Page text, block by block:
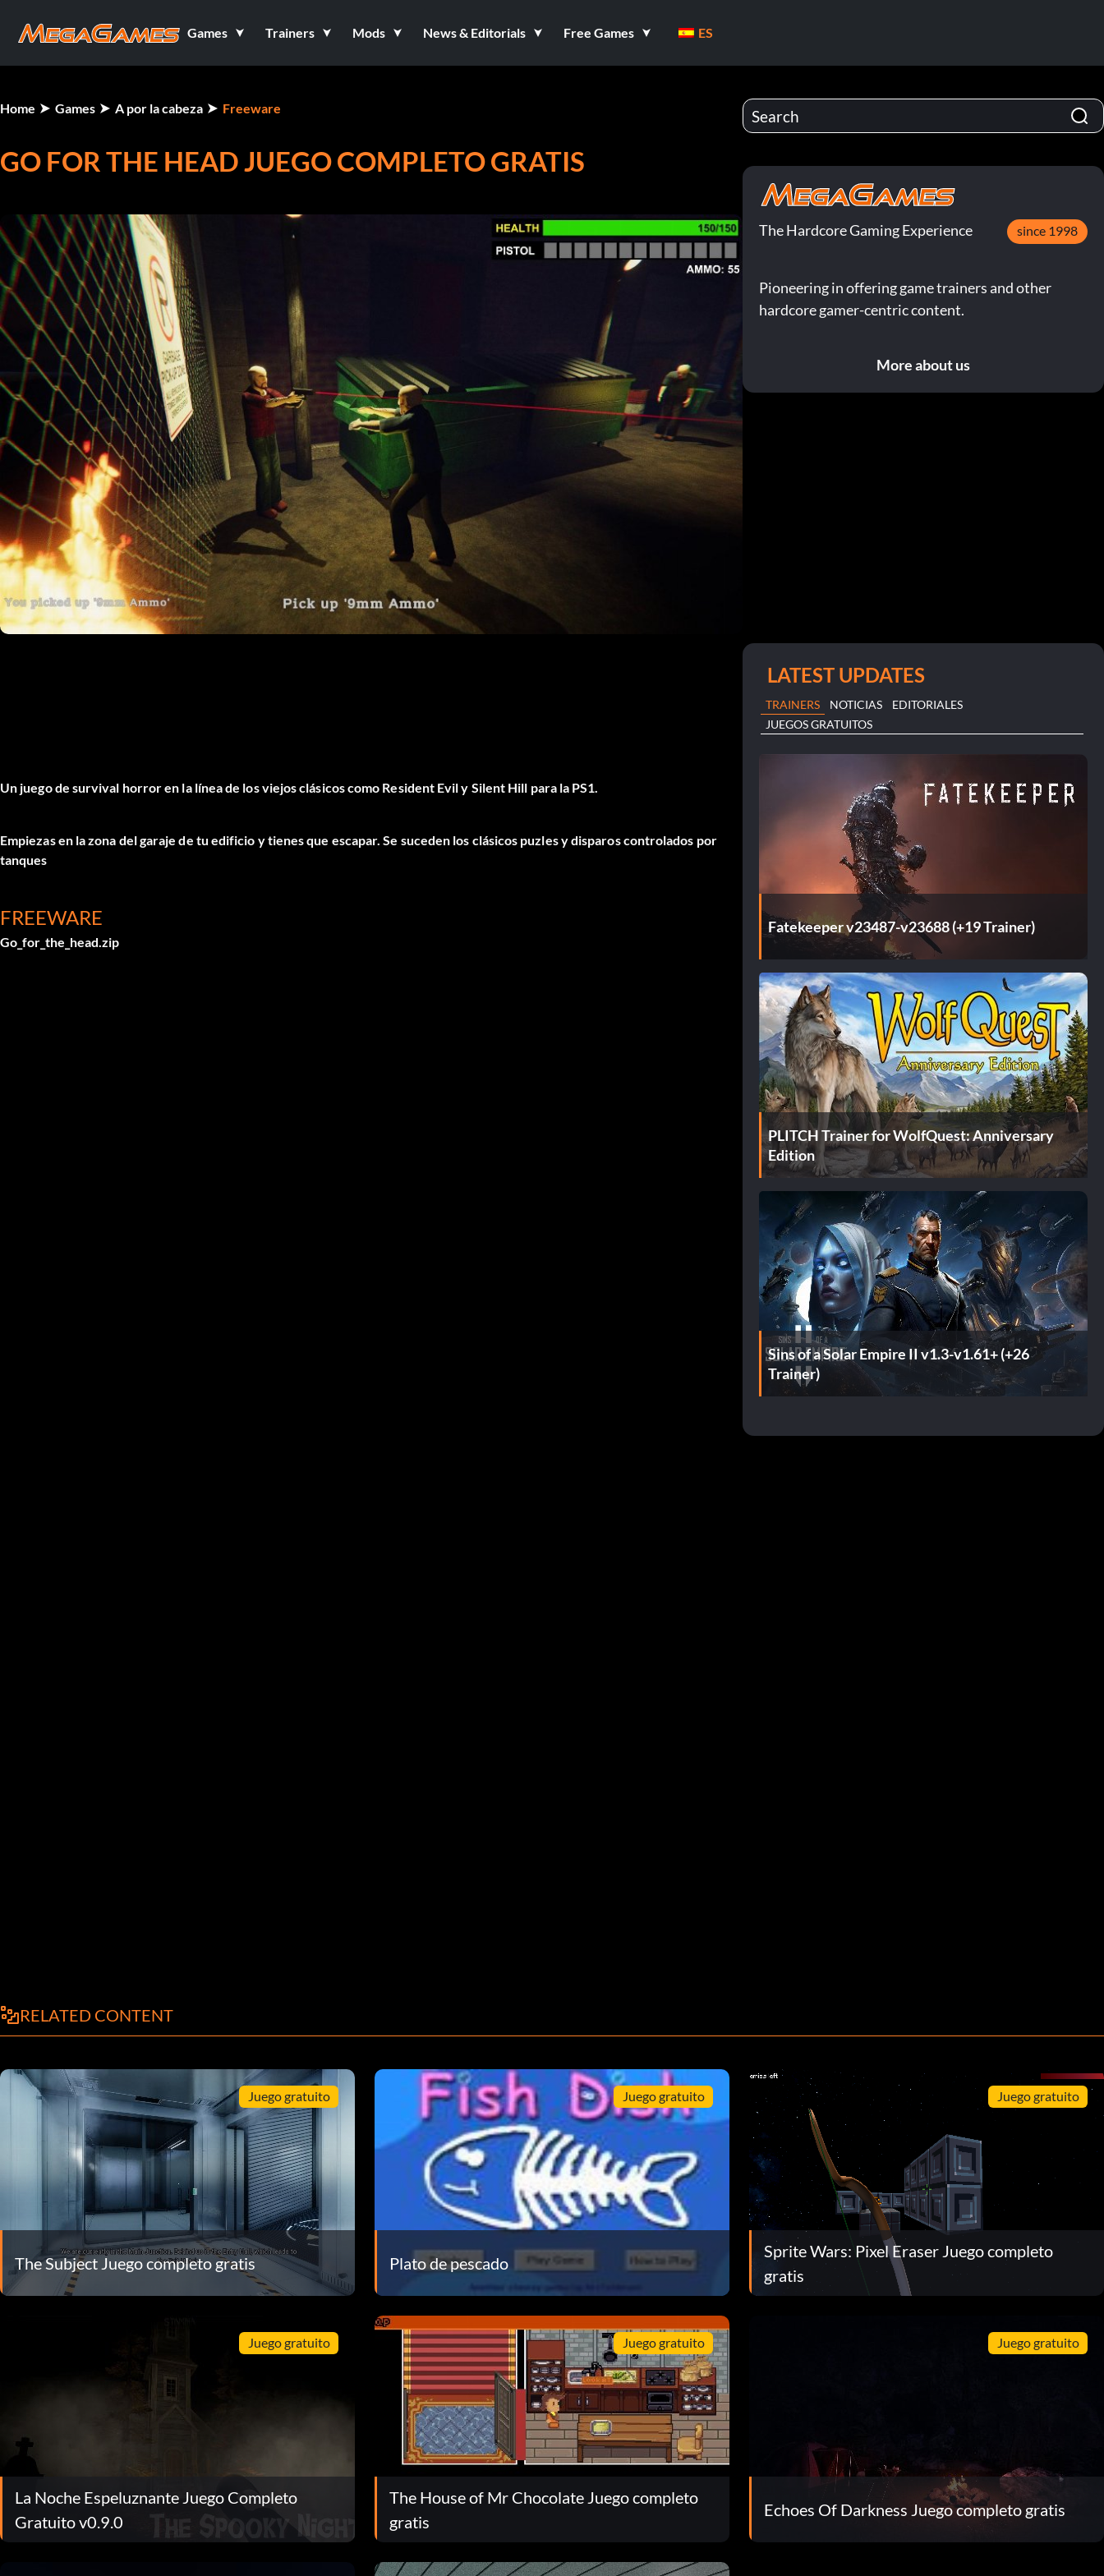
Games Trainers Mods News & Editorials Free Games ES
Home Games A por la cabeza Freeware
GO FOR THE HEAD JUEGO COMPLETO GRATIS
Un juego de survival horror en la línea de los viejos clásicos como Resident Evil y Silent Hill para la PS1.
Empiezas en la zona del garaje de tu edificio y tienes que escapar. Se suceden los clásicos puzles y disparos controlados por
tanques
FREEWARE
Go_for_the_head.zip
The Hardcore Gaming Experience since 1998
Pioneering in offering game trainers and other
hardcore gamer-centric content.
More about us
LATEST UPDATES
TRAINERS NOTICIAS
EDITORIALES
JUEGOS GRATUITOS
Fatekeeper v23487-v23688 (+19 Trainer)
PLITCH Trainer for WolfQuest: Anniversary
Edition
Sins of a Solar Empire II v1.3-v1.61+ (+26
Trainer)
RELATED CONTENT
Juego gratuito
The Subject Juego completo gratis
Juego gratuito
Plato de pescado
Juego gratuito
Sprite Wars: Pixel Eraser Juego completo
gratis
Juego gratuito
La Noche Espeluznante Juego Completo
Gratuito v0.9.0
Juego gratuito
The House of Mr Chocolate Juego completo
gratis
Juego gratuito
Echoes Of Darkness Juego completo gratis